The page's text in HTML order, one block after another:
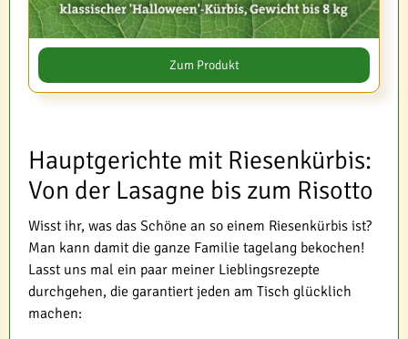
Zum Produkt
Hauptgerichte mit Riesenkürbis:
Von der Lasagne bis zum Risotto
Wisst ihr, was das Schöne an so einem Riesenkürbis ist?
Man kann damit die ganze Familie tagelang bekochen!
Lasst uns mal ein paar meiner Lieblingsrezepte
durchgehen, die garantiert jeden am Tisch glücklich
machen: